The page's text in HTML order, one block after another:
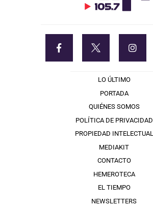
LO ÚLTIMO
PORTADA
QUIÉNES SOMOS
POLÍTICA DE PRIVACIDAD
PROPIEDAD INTELECTUAL
MEDIAKIT
CONTACTO
HEMEROTECA
EL TIEMPO
NEWSLETTERS